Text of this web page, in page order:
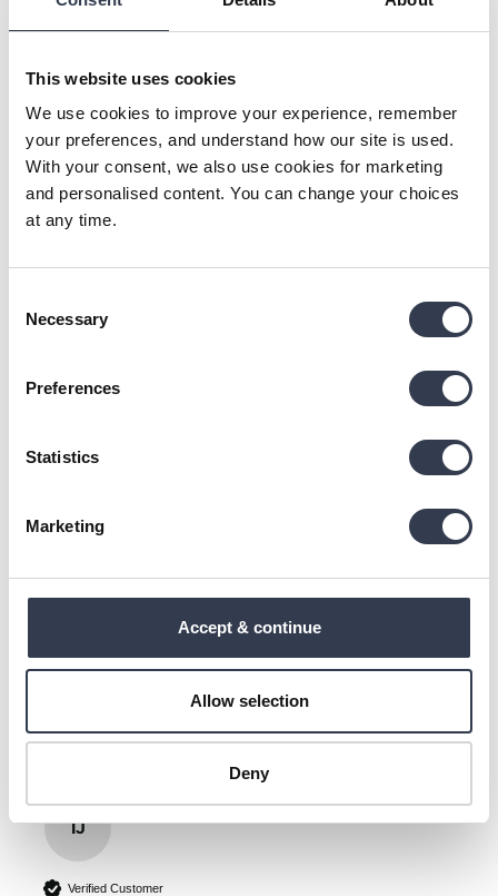
This website uses cookies
We use cookies to improve your experience, remember
your preferences, and understand how our site is used.
With your consent, we also use cookies for marketing
and personalised content. You can change your choices
at any time.
Selection
Necessary
Preferences
Statistics
Marketing
Accept & continue
Allow selection
Deny
Down Alternative Pillow
Very comfortable pillow. I like that it has a zipper inside
you like.
2 Personen haben diese Bewertung hilfreich gefunden.
Fanden Sie diese Bewertung hilfreich? Ja Melden Teilen
vor einem Jahr
Republik Litauen
Down Alternative Pillow
IJ
Verified Customer